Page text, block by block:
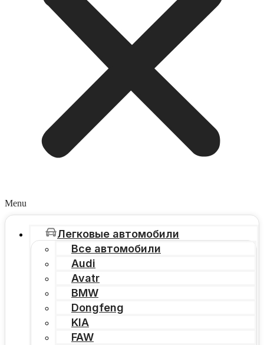
Menu
Легковые автомобили
Все автомобили
Audi
Avatr
BMW
Dongfeng
KIA
FAW